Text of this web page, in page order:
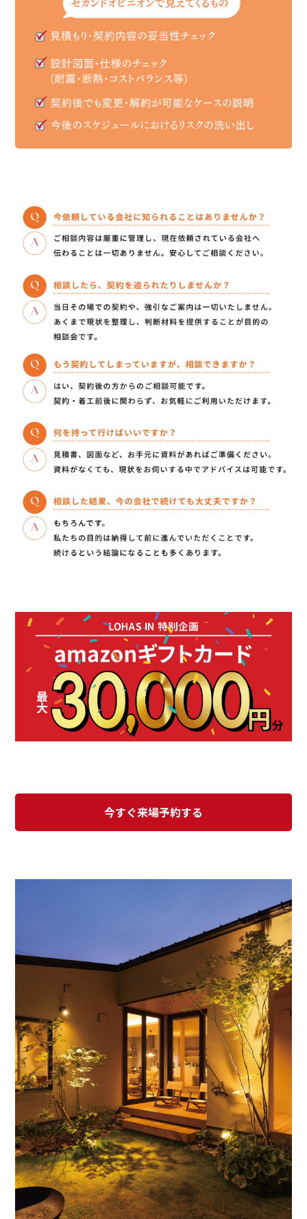
今すぐ来場予約する